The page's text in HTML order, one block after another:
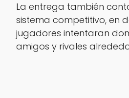
La entrega también
sistema competitivo, en
jugadores intentaran
amigos y rivales